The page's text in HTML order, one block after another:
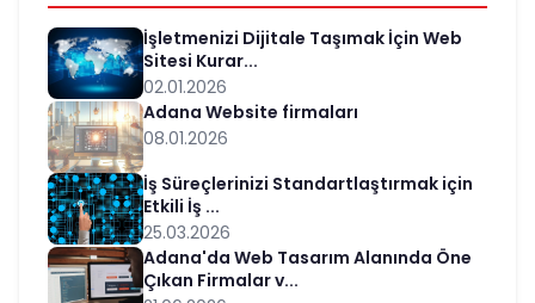
İşletmenizi Dijitale Taşımak İçin Web
Sitesi Kurar...
02.01.2026
Adana Website firmaları
08.01.2026
İş Süreçlerinizi Standartlaştırmak için
Etkili İş ...
25.03.2026
Adana'da Web Tasarım Alanında Öne
Çıkan Firmalar v...